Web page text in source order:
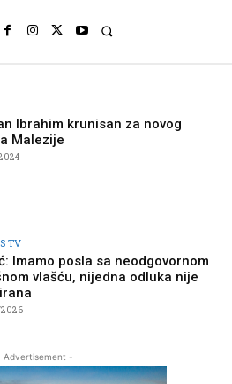
Ibrahim krunisan za novog
Malezije
TV
Imamo posla sa neodgovornom
vlašću, nijedna odluka nije
Advertisement -